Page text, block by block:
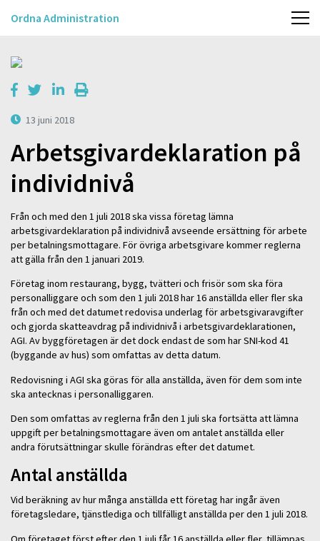
Ordna Administration
13 juni 2018
Arbetsgivardeklaration på
individnivå
Från och med den 1 juli 2018 ska vissa företag lämna
arbetsgivardeklaration på individnivå avseende ersättning för arbete
per betalningsmottagare. För övriga arbetsgivare kommer reglerna
att gälla från den 1 januari 2019.
Företag inom restaurang, bygg, tvätteri och frisör som ska föra
personalliggare och som den 1 juli 2018 har 16 anställda eller fler ska
från och med det datumet redovisa underlag för arbetsgivaravgifter
och gjorda skatteavdrag på individnivå i arbetsgivardeklarationen,
AGI. Av byggföretagen är det dock endast de som har SNI-kod 41
(byggande av hus) som omfattas av detta datum.
Redovisning i AGI ska göras för alla anställda, även för dem som inte
ska antecknas i personalliggaren.
Den som omfattas av reglerna från den 1 juli ska fortsätta att lämna
uppgift per betalningsmottagare även om antalet anställda eller
andra förutsättningar skulle förändras efter det datumet.
Antal anställda
Vid beräkning av hur många anställda ett företag har ingår även
företagsledare, tjänstlediga och tillfälligt anställda per den 1 juli 2018.